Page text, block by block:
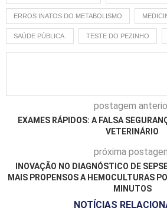
ERROS INATOS DO METABOLISMO
SAÚDE PÚBLICA. TESTE DO PEZINHO
postagem
EXAMES RÁPIDOS: A FALSA
VETERINÁRIO
próxima
INOVAÇÃO NO DIAGNÓSTICO DE
MAIS PROPENSOS A HEMOCULTURAS
MINUTOS
NOTÍCIAS